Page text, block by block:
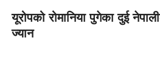
यूरोपको रोमानिया पुगेका दुई
ज्यान